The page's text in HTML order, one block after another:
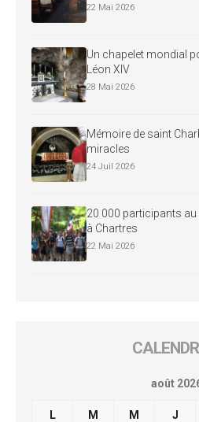
22 Mai 2026
Un chapelet mondial
Léon XIV
28 Mai 2026
Mémoire de saint
miracles
24 Juil 2026
20 000 participants au
à Chartres
22 Mai 2026
août
L M M J